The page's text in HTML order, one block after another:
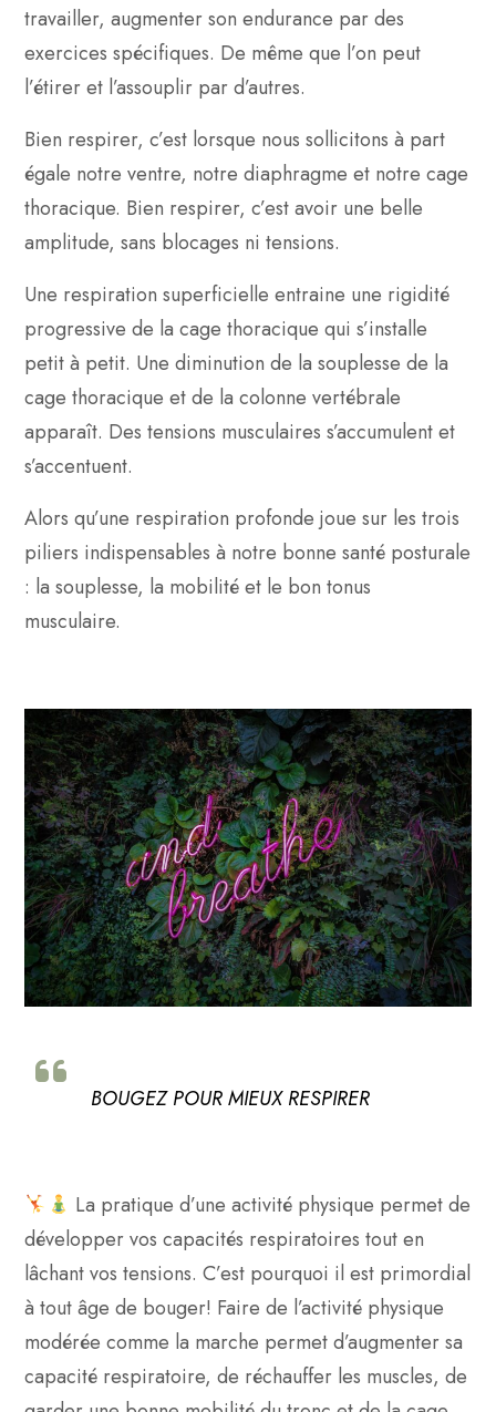
travailler, augmenter son endurance par des
exercices spécifiques. De même que l’on peut
l’étirer et l’assouplir par d’autres.
Bien respirer, c’est lorsque nous sollicitons à part
égale notre ventre, notre diaphragme et notre cage
thoracique. Bien respirer, c’est avoir une belle
amplitude, sans blocages ni tensions.
Une respiration superficielle entraine une rigidité
progressive de la cage thoracique qui s’installe
petit à petit. Une diminution de la souplesse de la
cage thoracique et de la colonne vertébrale
apparaît. Des tensions musculaires s’accumulent et
s’accentuent.
Alors qu’une respiration profonde joue sur les trois
piliers indispensables à notre bonne santé posturale
: la souplesse, la mobilité et le bon tonus
musculaire.
BOUGEZ POUR MIEUX RESPIRER
La pratique d’une activité physique permet de
développer vos capacités respiratoires tout en
lâchant vos tensions. C’est pourquoi il est primordial
à tout âge de bouger! Faire de l’activité physique
modérée comme la marche permet d’augmenter sa
capacité respiratoire, de réchauffer les muscles, de